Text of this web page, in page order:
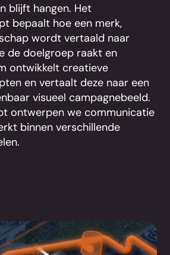
blijft hangen. Het
bepaalt hoe een merk,
wordt vertaald naar
de doelgroep raakt en
ontwikkelt creatieve
en vertaalt deze naar een
visueel campagnebeeld.
ontwerpen we communicatie
binnen verschillende